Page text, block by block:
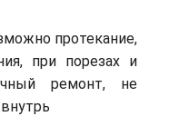
протекание,
при порезах и
ремонт, не